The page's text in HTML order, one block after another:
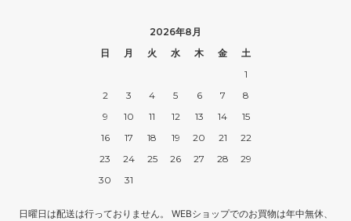
2026年8月
日
月 火 水 木 金
土
1
2
3 4 5 6 7
8
9
10 11 12 13 14
15
16
17 18 19 20 21
22
23
24 25 26 27 28
29
30
31
日曜日は配送は行っておりません。 WEBショップでのお買物は年中無休、